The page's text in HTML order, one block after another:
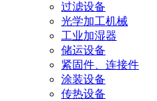
过滤设备
光学加工机械
工业加湿器
储运设备
紧固件、连接件
涂装设备
传热设备